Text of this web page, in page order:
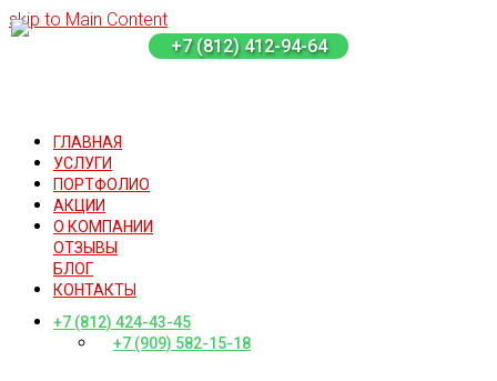
+7 (812) 412-94-64
skip to Main Content
ГЛАВНАЯ
УСЛУГИ
ПОРТФОЛИО
АКЦИИ
О КОМПАНИИ
ОТЗЫВЫ
БЛОГ
КОНТАКТЫ
+7 (812) 424-43-45
+7 (909) 582-15-18